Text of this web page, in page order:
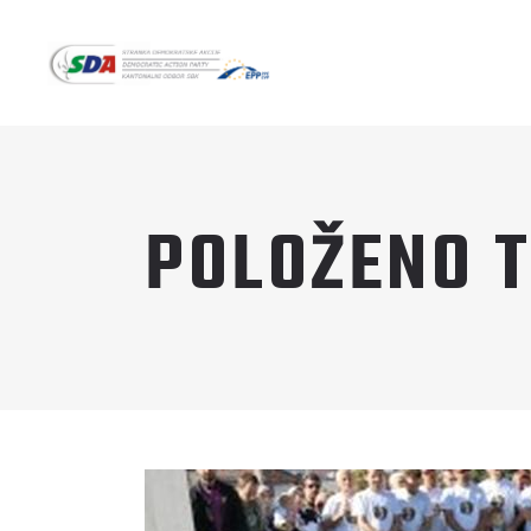
POLOŽENO